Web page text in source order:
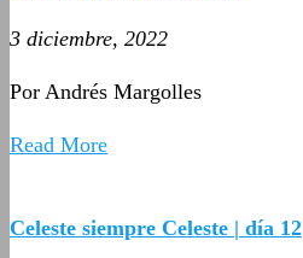
3 diciembre, 2022
Por Andrés Margolles
Read More
Celeste siempre Celeste | día 12